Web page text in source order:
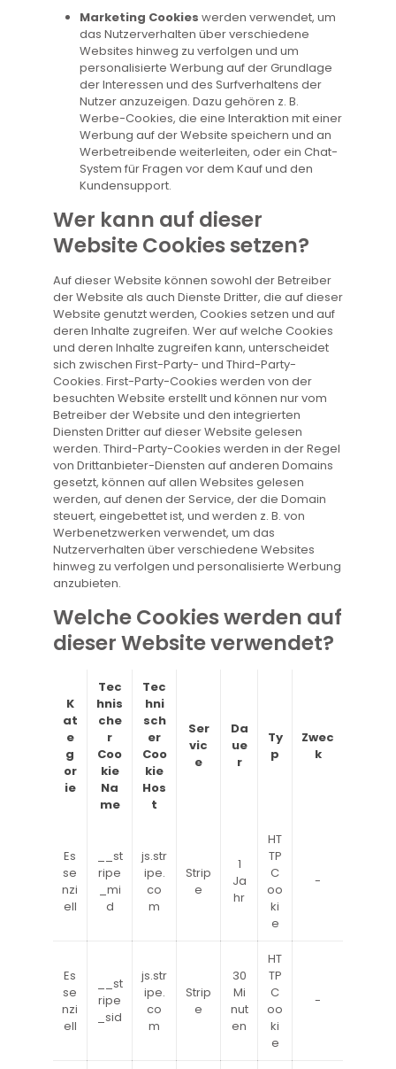
Marketing Cookies werden verwendet, um
das Nutzerverhalten über verschiedene
Websites hinweg zu verfolgen und um
personalisierte Werbung auf der Grundlage
der Interessen und des Surfverhaltens der
Nutzer anzuzeigen. Dazu gehören z. B.
Werbe-Cookies, die eine Interaktion mit einer
Werbung auf der Website speichern und an
Werbetreibende weiterleiten, oder ein Chat-
System für Fragen vor dem Kauf und den
Kundensupport.
Wer kann auf dieser
Website Cookies setzen?
Auf dieser Website können sowohl der Betreiber
der Website als auch Dienste Dritter, die auf dieser
Website genutzt werden, Cookies setzen und auf
deren Inhalte zugreifen. Wer auf welche Cookies
und deren Inhalte zugreifen kann, unterscheidet
sich zwischen First-Party- und Third-Party-
Cookies. First-Party-Cookies werden von der
besuchten Website erstellt und können nur vom
Betreiber der Website und den integrierten
Diensten Dritter auf dieser Website gelesen
werden. Third-Party-Cookies werden in der Regel
von Drittanbieter-Diensten auf anderen Domains
gesetzt, können auf allen Websites gelesen
werden, auf denen der Service, der die Domain
steuert, eingebettet ist, und werden z. B. von
Werbenetzwerken verwendet, um das
Nutzerverhalten über verschiedene Websites
hinweg zu verfolgen und personalisierte Werbung
anzubieten.
Welche Cookies werden auf
dieser Website verwendet?
K
at
e
g
or
ie
Tec
hnis
che
r
Coo
kie
Na
me
Tec
hni
sch
er
Coo
kie
Hos
t
Ser
vic
e
Da
ue
r
Ty
p
Zwec
k
Es
se
nzi
ell
__st
ripe
_mi
d
js.str
ipe.
co
m
Strip
e
1
Ja
hr
HT
TP
C
oo
ki
e
-
Es
se
nzi
ell
__st
ripe
_sid
js.str
ipe.
co
m
Strip
e
30
Mi
nut
en
HT
TP
C
oo
ki
e
-